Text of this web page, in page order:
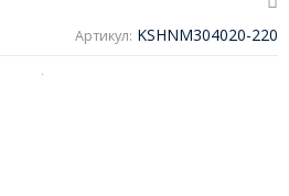
Артикул: KSHNM304020-220